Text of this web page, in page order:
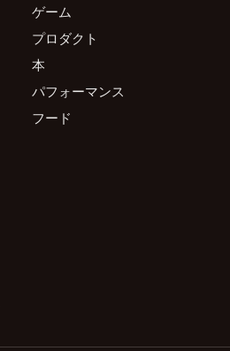
ゲーム
プロダクト
本
パフォーマンス
フード